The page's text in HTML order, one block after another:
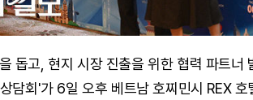
돕고, 현지 시장 진출을 위한 협력 파트너
회'가 6일 오후 베트남 호찌민시 REX 호